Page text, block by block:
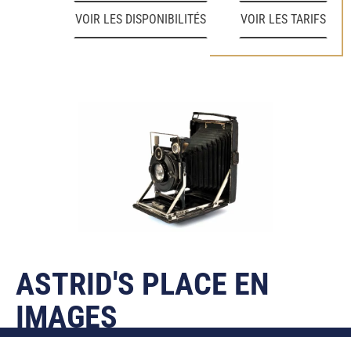
VOIR LES DISPONIBILITÉS VOIR LES TARIFS
ASTRID'S PLACE EN
IMAGES